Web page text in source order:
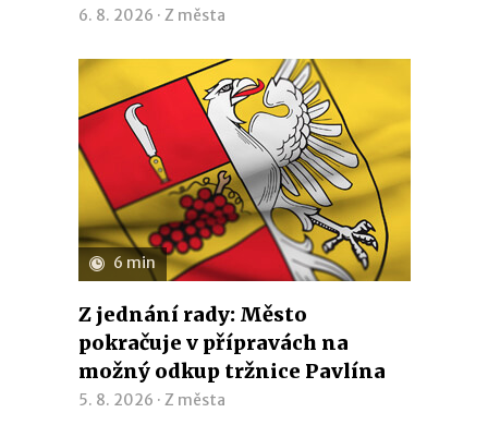
6. 8. 2026 · Z města
6 min
Z jednání rady: Město
pokračuje v přípravách na
možný odkup tržnice Pavlína
5. 8. 2026 · Z města